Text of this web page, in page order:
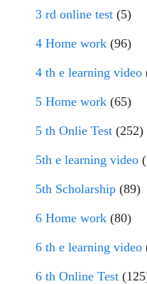
3 rd online test (5)
4 Home work (96)
4 th e learning video
5 Home work (65)
5 th Onlie Test (252)
5th e learning video
5th Scholarship (89)
6 Home work (80)
6 th e learning video
6 th Online Test